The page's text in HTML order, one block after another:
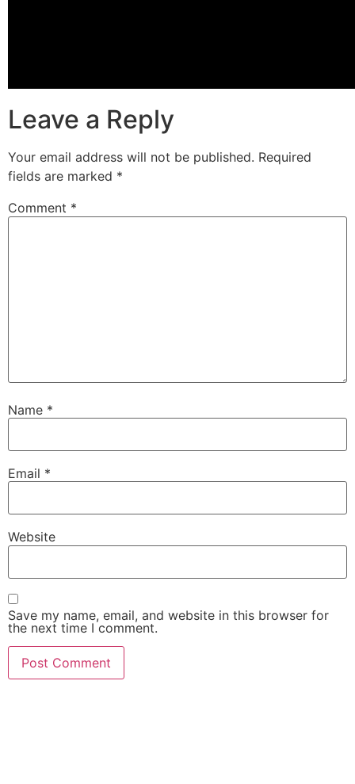
Leave a Reply
Your email address will not be published. Required
fields are marked *
Comment *
Name *
Email *
Website
Save my name, email, and website in this browser for
the next time I comment.